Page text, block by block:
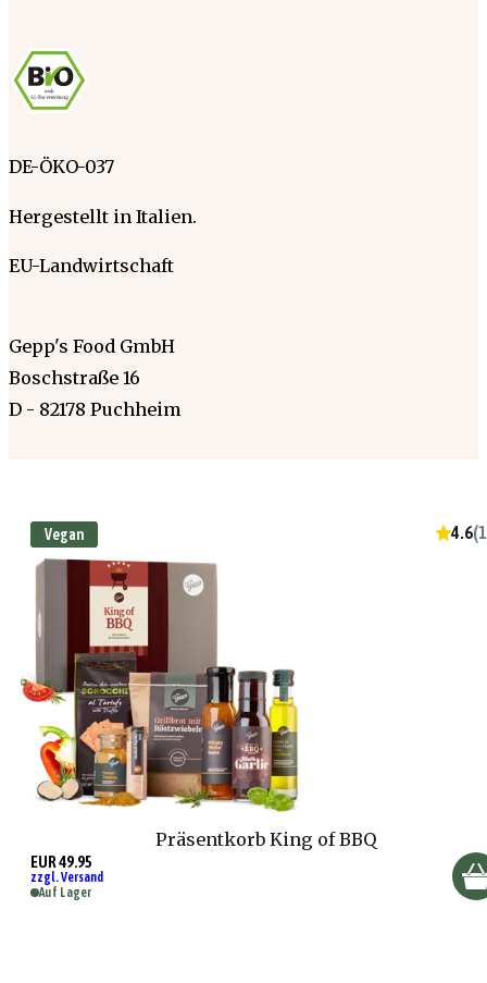
DE-ÖKO-037
Hergestellt in Italien.
EU-Landwirtschaft
Gepp's Food GmbH
Boschstraße 16
D - 82178 Puchheim
Vegan 4.6(
Präsentkorb King of BBQ
EUR 49.95
zzgl. Versand
Auf Lager